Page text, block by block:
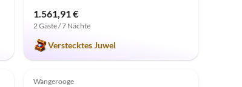
1.561,91 €
2 Gäste / 7 Nächte
Verstecktes Juwel
4.8 (5)
Wangerooge